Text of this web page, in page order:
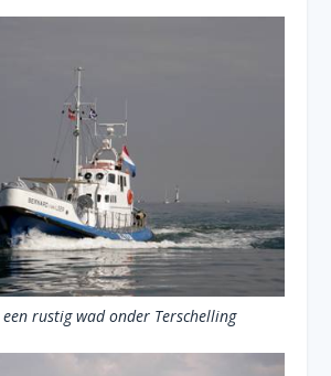
een rustig wad onder Terschelling